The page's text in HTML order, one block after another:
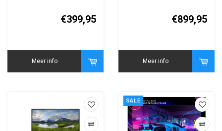
€399,95
Meer info
€899,95
Meer info
SALE